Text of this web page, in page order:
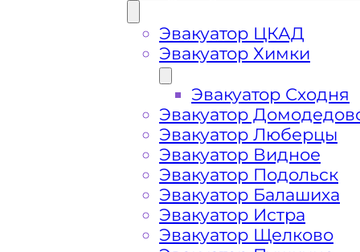
Эвакуатор ЦКАД
Эвакуатор Химки
Эвакуатор Сходня
Эвакуатор
Эвакуатор Люберцы
Эвакуатор Видное
Эвакуатор Подольск
Эвакуатор Балашиха
Эвакуатор Истра
Эвакуатор Щелково